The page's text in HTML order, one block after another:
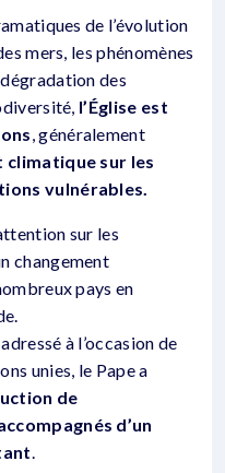
de l’évolution
mers, les phénomènes
des
l’Église est
, généralement
climatique sur les
vulnérables.
sur les
changement
pays en
à l’occasion de
unies, le Pape a
de
d’un
.